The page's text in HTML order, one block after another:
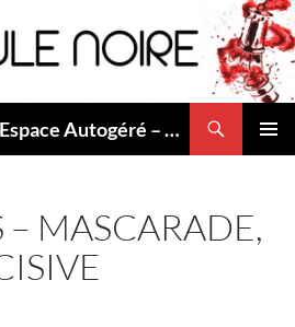
au
contenu
LA GUEULE NOIRE – Espace Autogéré – Saint Etienne
– MASCARADE,